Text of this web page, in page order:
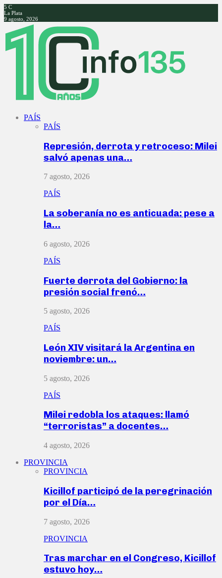
5 C
La Plata
9 agosto, 2026
Facebook
Twitter
Instagram
Youtube
PAÍS
PAÍS
Represión, derrota y retroceso: Milei
salvó apenas una…
7 agosto, 2026
PAÍS
La soberanía no es anticuada: pese a
la…
6 agosto, 2026
PAÍS
Fuerte derrota del Gobierno: la
presión social frenó…
5 agosto, 2026
PAÍS
León XIV visitará la Argentina en
noviembre: un…
5 agosto, 2026
PAÍS
Milei redobla los ataques: llamó
“terroristas” a docentes…
4 agosto, 2026
PROVINCIA
PROVINCIA
Kicillof participó de la peregrinación
por el Día…
7 agosto, 2026
PROVINCIA
Tras marchar en el Congreso, Kicillof
estuvo hoy…